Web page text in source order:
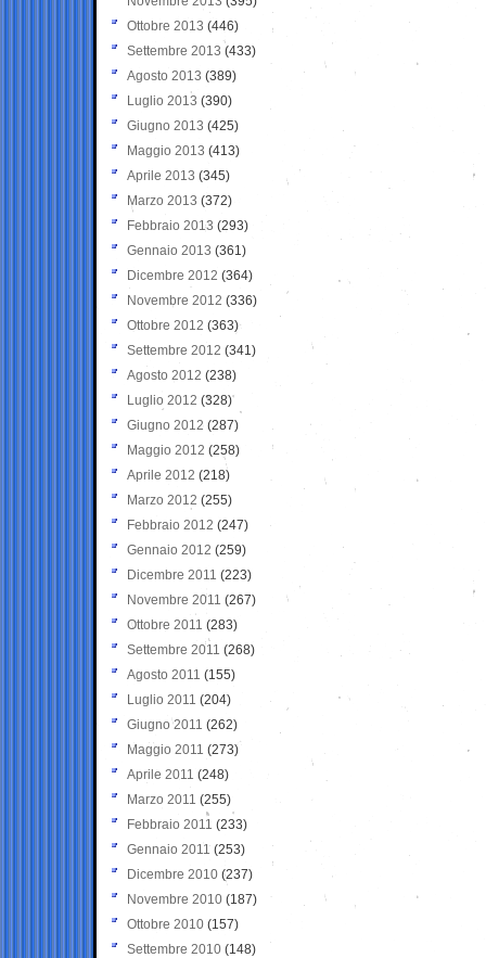
Ottobre 2013 (446)
Settembre 2013 (433)
Agosto 2013 (389)
Luglio 2013 (390)
Giugno 2013 (425)
Maggio 2013 (413)
Aprile 2013 (345)
Marzo 2013 (372)
Febbraio 2013 (293)
Gennaio 2013 (361)
Dicembre 2012 (364)
Novembre 2012 (336)
Ottobre 2012 (363)
Settembre 2012 (341)
Agosto 2012 (238)
Luglio 2012 (328)
Giugno 2012 (287)
Maggio 2012 (258)
Aprile 2012 (218)
Marzo 2012 (255)
Febbraio 2012 (247)
Gennaio 2012 (259)
Dicembre 2011 (223)
Novembre 2011 (267)
Ottobre 2011 (283)
Settembre 2011 (268)
Agosto 2011 (155)
Luglio 2011 (204)
Giugno 2011 (262)
Maggio 2011 (273)
Aprile 2011 (248)
Marzo 2011 (255)
Febbraio 2011 (233)
Gennaio 2011 (253)
Dicembre 2010 (237)
Novembre 2010 (187)
Ottobre 2010 (157)
Settembre 2010 (148)